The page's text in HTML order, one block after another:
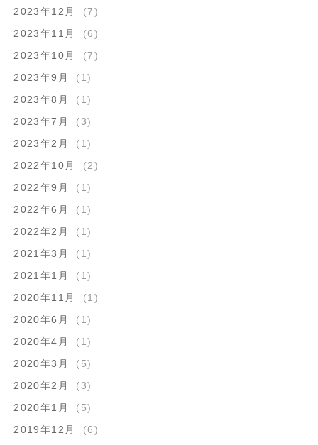
2023年12月
(7)
2023年11月
(6)
2023年10月
(7)
2023年9月
(1)
2023年8月
(1)
2023年7月
(3)
2023年2月
(1)
2022年10月
(2)
2022年9月
(1)
2022年6月
(1)
2022年2月
(1)
2021年3月
(1)
2021年1月
(1)
2020年11月
(1)
2020年6月
(1)
2020年4月
(1)
2020年3月
(5)
2020年2月
(3)
2020年1月
(5)
2019年12月
(6)